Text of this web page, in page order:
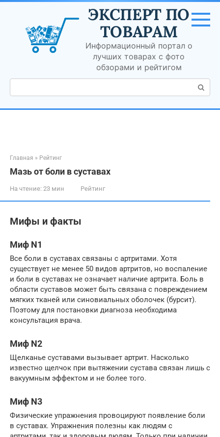
Перейти
контенту
ЭКСПЕРТ ПО
ТОВАРАМ
Информационный портал о
лучших товарах с фото
обзорами и рейтигом
Поиск:
Главная » Рейтинг
Мазь от боли в суставах
На чтение: 23 мин Рейтинг
Мифы и факты
Миф N1
Все боли в суставах связаны с артритами. Хотя
существует не менее 50 видов артритов, но воспаление
и боли в суставах не означает наличие артрита. Боль в
области суставов может быть связана с повреждением
мягких тканей или синовиальных оболочек (бурсит).
Поэтому для постановки диагноза необходима
консультация врача.
Миф N2
Щелканье суставами вызывает артрит. Насколько
известно щелчок при вытяжении сустава связан лишь с
вакуумным эффектом и не более того.
Миф N3
Физические упражнения провоцируют появление боли
в суставах. Упражнения полезны как людям с